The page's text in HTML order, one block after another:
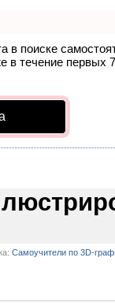
в поиске
в течение первых
Самоучители по 3D-